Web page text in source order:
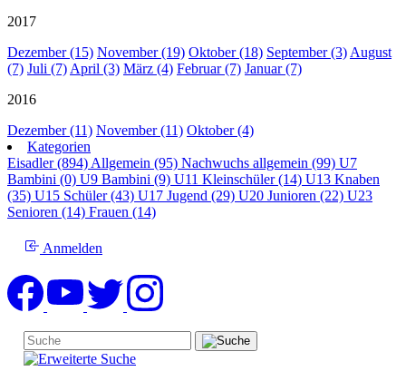
2017
Dezember (15) November (19) Oktober (18) September (3)August
(7) Juli (7)April (3) März (4) Februar (7) Januar (7)
2016
Dezember (11) November (11) Oktober (4)
Kategorien
Eisadler (894)Allgemein (95) Nachwuchs allgemein (99) U7
Bambini (0) U9 Bambini (9) U11 Kleinschüler (14) U13 Knaben
(35) U15 Schüler (43) U17 Jugend (29) U20 Junioren (22) U23
Senioren (14) Frauen (14)
Anmelden